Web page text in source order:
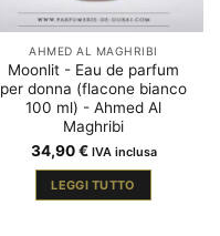
AHMED AL MAGHRIBI
Moonlit - Eau de parfum
per donna (flacone bianco
100 ml) - Ahmed Al
Maghribi
34,90€ IVA inclusa
LEGGI TUTTO